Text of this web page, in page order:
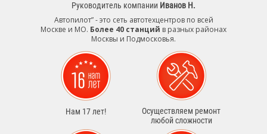
Руководитель компании Иванов Н.
Автопилот” - это сеть автотехцентров по всей
Москве и МО. Более 40 станций в разных районах
Москвы и Подмосковья.
Нам 17 лет!
Осуществляем ремонт
любой сложности